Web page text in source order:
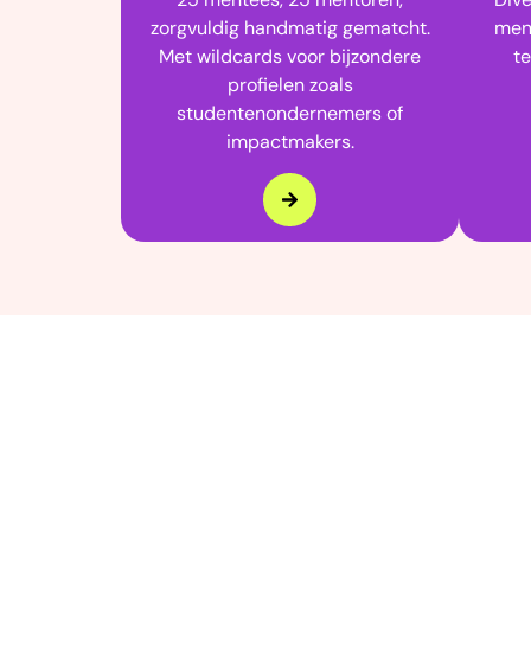
zorgvuldig handmatig gematcht.
Met wildcards voor bijzondere
profielen zoals
studentenondernemers of
impactmakers.